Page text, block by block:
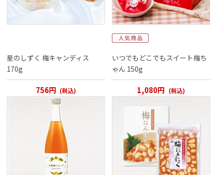
星のしずく 梅キャンディス
170g
756円 (税込)
いつでもどこでもスイート梅ち
ゃん 150g
1,080円 (税込)